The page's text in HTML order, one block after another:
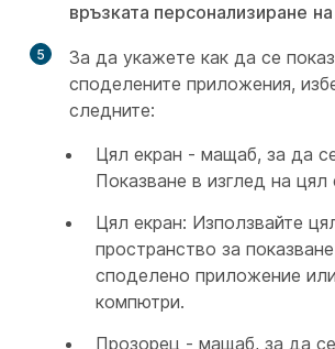
връзката персонализиране
5
За да укажете как да се
споделените приложения,
следните:
Цял екран - мащаб, за да
Показване в изглед на цял
Цял екран: Използвайте
пространство за
споделено приложение
компютри.
Прозорец - мащаб, за да